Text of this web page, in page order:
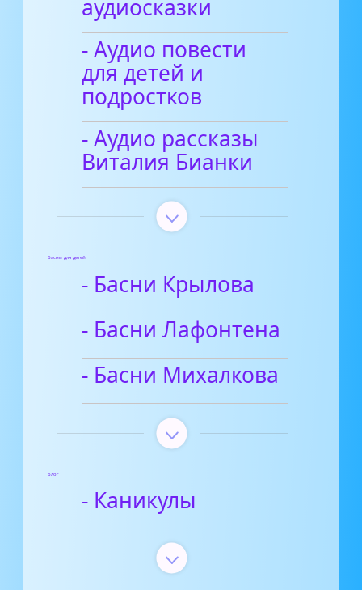
аудиосказки
- Аудио повести
для детей и
подростков
- Аудио рассказы
Виталия Бианки
Басни для детей
- Басни Крылова
- Басни Лафонтена
- Басни Михалкова
Блог
- Каникулы